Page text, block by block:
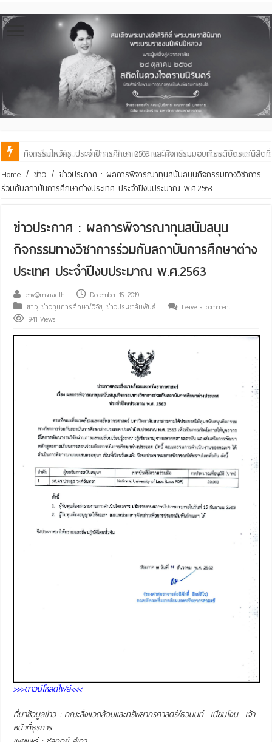
คณะสิ่งแวดล้อมฯ มมส ร่วมสืบสานประเพณีฮีตเดือน ๘ ถวายเทียนพรรษา ๒
Home / ข่าว / ข่าวประกาศ : ผลการพิจารณาทุนสนับสนุนกิจกรรมทางวิชาการ
ร่วมกับสถาบันการศึกษาต่างประเทศ ประจำปีงบประมาณ พ.ศ.2563
ข่าวประกาศ : ผลการพิจารณาทุนสนับสนุน
กิจกรรมทางวิชาการร่วมกับสถาบันการศึกษาต่าง
ประเทศ ประจำปีงบประมาณ พ.ศ.2563
env@msu.ac.th
December 16, 2019
ข่าว,ข่าวทุนการศึกษา/วิจัย,ข่าวประชาสัมพันธ์
Leave a comment
941 Views
>>>ดาวน์โหลดไฟล์<<<
ที่มาข้อมูลข่าว : คณะสิ่งแวดล้อมและทรัพยากรศาสตร์/ธวนนท์ เนียมโงน เจ้า
หน้าที่ธุรการ